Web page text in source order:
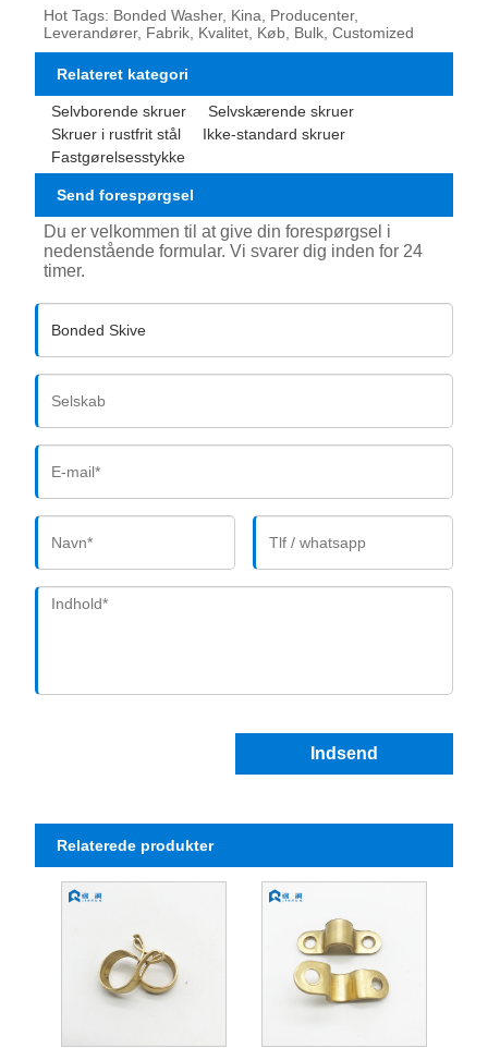
Hot Tags: Bonded Washer, Kina, Producenter,
Leverandører, Fabrik, Kvalitet, Køb, Bulk, Customized
Relateret kategori
Selvborende skruer
Selvskærende skruer
Skruer i rustfrit stål
Ikke-standard skruer
Fastgørelsesstykke
Send forespørgsel
Du er velkommen til at give din forespørgsel i
nedenstående formular. Vi svarer dig inden for 24
timer.
Indsend
Relaterede produkter